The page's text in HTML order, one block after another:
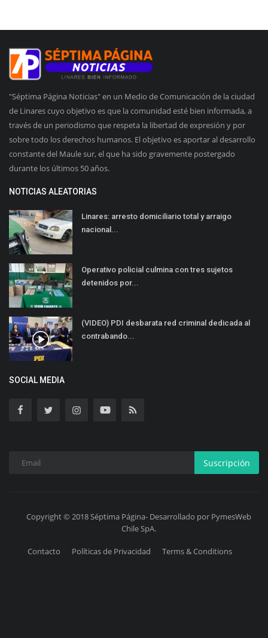
"Séptima Página Noticias" en un Medio de Comunicación de la ciudad
de Linares cuyo objetivo es que la comunidad esté bien informada, a
través de un periodismo que respeta la libertad de expresión y por
sobre todo los derechos humanos. El objetivo es aportar al desarrollo
constante del Maule sur, el que ha sido gravemente postergado
durante los últimos 50 años.
NOTICIAS ALEATORIAS
Linares: arresto domiciliario total y arraigo
nacional...
Operativo policial culmina con tres sujetos
detenidos por...
(VIDEO) PDI desbarata red criminal dedicada al
contrabando...
SOCIAL MEDIA
Suscripción
Copyright © 2018 Séptima Página- Desarrollado por PymesWeb
Chile SpA.
Contacto Políticas de Privacidad Terms & Conditions